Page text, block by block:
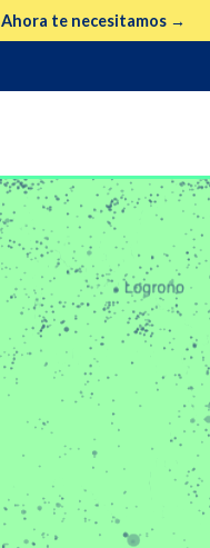
Ahora te necesitamos →